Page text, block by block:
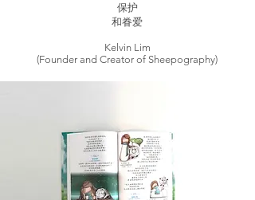
保护
和眷爱
Kelvin Lim
(Founder and Creator of Sheepography)